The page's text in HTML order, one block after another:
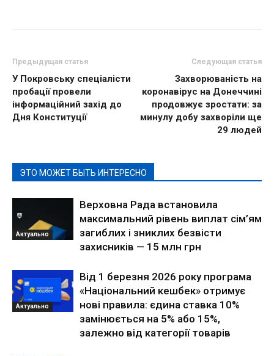
Предыдущая статья
У Покровську спеціалісти
пробації провели
інформаційний захід до
Дня Конституції
Следующая статья
Захворюваність на
коронавірус на Донеччині
продовжує зростати: за
минулу добу захворіли ще
29 людей
ЭТО МОЖЕТ БЫТЬ ИНТЕРЕСНО
Актуально
Верховна Рада встановила
максимальний рівень виплат сім’ям
загиблих і зниклих безвісти
захисників — 15 млн грн
Актуально
Від 1 березня 2026 року програма
«Національний кешбек» отримує
нові правила: єдина ставка 10%
замінюється на 5% або 15%,
залежно від категорії товарів